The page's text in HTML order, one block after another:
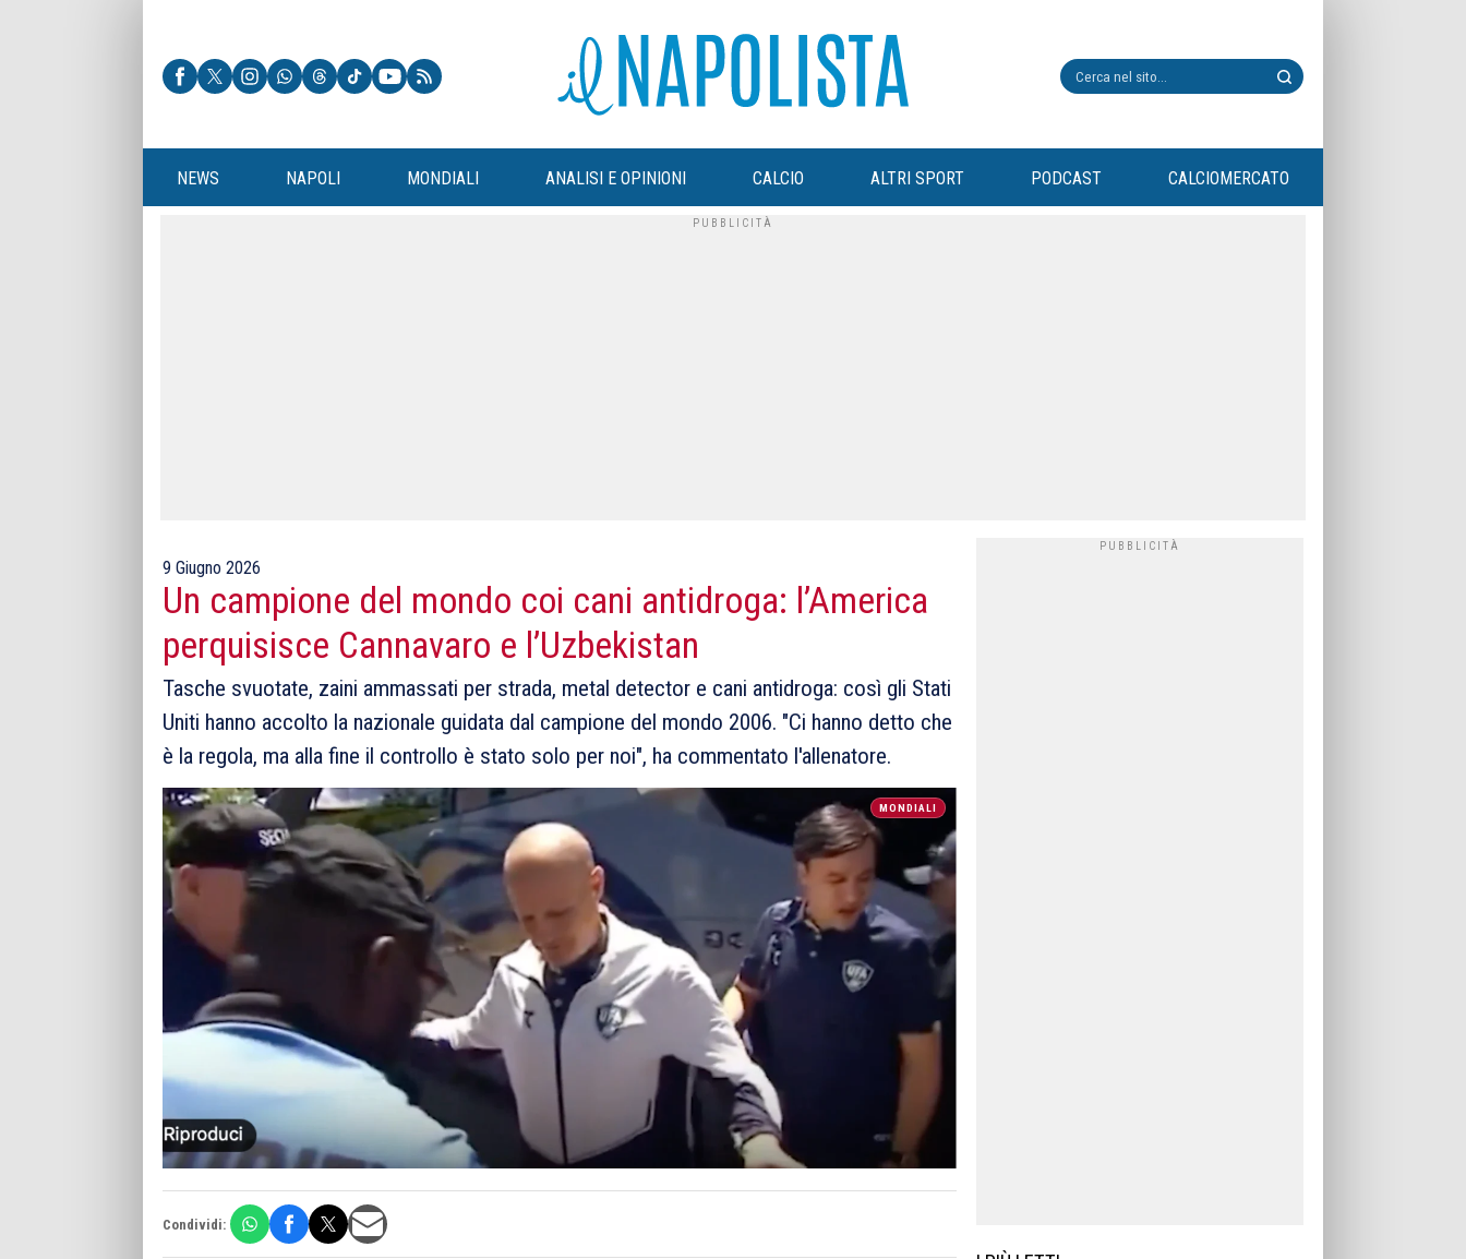
NEWS NAPOLI MONDIALI ANALISI E OPINIONI CALCIO ALTRI SPORT PODCAST CALCIOMERCATO
9 Giugno 2026
Un campione del mondo coi cani antidroga: l’America
perquisisce Cannavaro e l’Uzbekistan
Tasche svuotate, zaini ammassati per strada, metal detector e cani antidroga: così gli Stati
Uniti hanno accolto la nazionale guidata dal campione del mondo 2006. "Ci hanno detto che
è la regola, ma alla fine il controllo è stato solo per noi", ha commentato l'allenatore.
MONDIALI
Condividi: